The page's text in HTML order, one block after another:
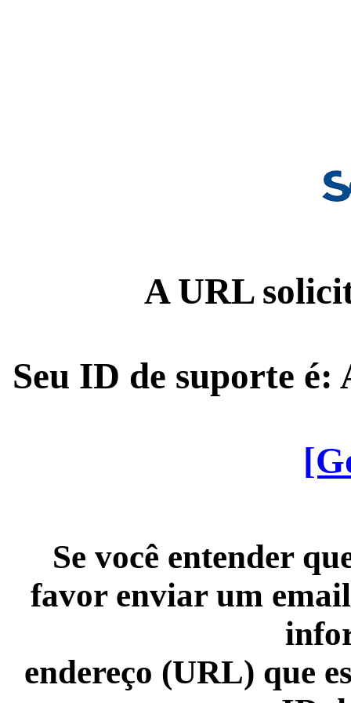
A URL
Seu ID de suporte é:
Se você entender
favor enviar um
endereço (URL) que